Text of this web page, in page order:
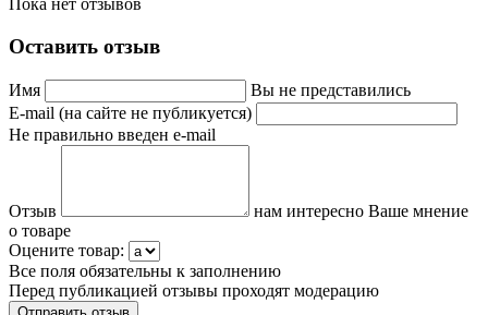
Пока нет отзывов
Оставить отзыв
Имя
Вы не представились
E-mail (на сайте не публикуется)
Не правильно введен e-mail
Отзыв
нам интересно Ваше мнение
о товаре
Оцените товар:
Все поля обязательны к заполнению
Перед публикацией отзывы проходят модерацию